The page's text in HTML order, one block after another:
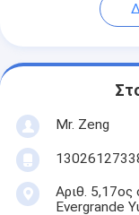
Mr. Zeng
Αριθ. 5,17ος
Evergrande